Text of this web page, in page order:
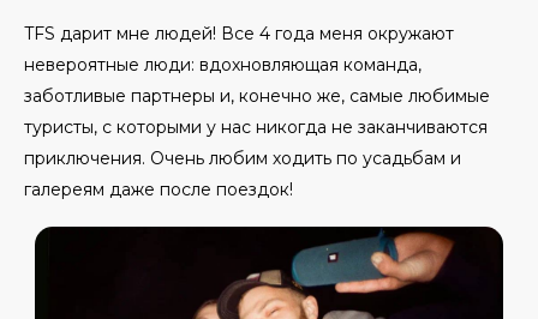
TFS дарит мне людей! Все 4 года меня окружают
невероятные люди: вдохновляющая команда,
заботливые партнеры и, конечно же, самые любимые
туристы, с которыми у нас никогда не заканчиваются
приключения. Очень любим ходить по усадьбам и
галереям даже после поездок!